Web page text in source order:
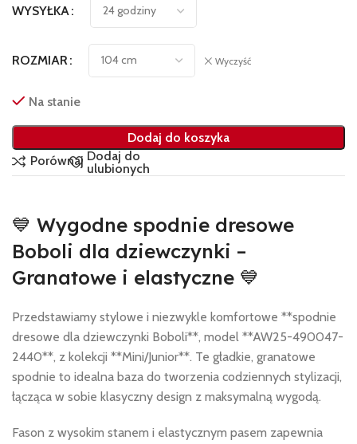
WYSYŁKA
ROZMIAR Wyczyść
Na stanie
Dodaj do koszyka
Porównaj Dodaj do
ulubionych
💙 Wygodne spodnie dresowe
Boboli dla dziewczynki –
Granatowe i elastyczne 💙
Przedstawiamy stylowe i niezwykle komfortowe **spodnie
dresowe dla dziewczynki Boboli**, model **AW25-490047-
2440**, z kolekcji **Mini/Junior**. Te gładkie, granatowe
spodnie to idealna baza do tworzenia codziennych stylizacji,
łącząca w sobie klasyczny design z maksymalną wygodą.
Fason z wysokim stanem i elastycznym pasem zapewnia